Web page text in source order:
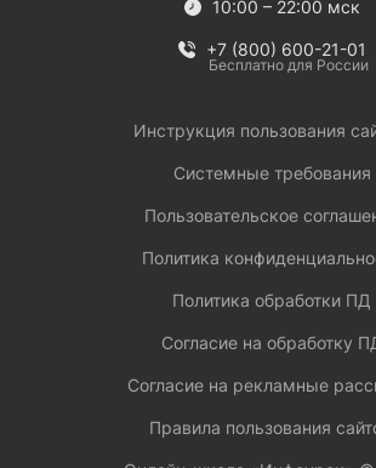
10:00 – 22:00 мск
+7 (800) 600-21-01
Бесплатно для России
Инструкция пользования
Системные требования
Пользовательское
Политика
Политика обработки ПД
Согласие на обработку
Согласие на рекламные
Правила пользования